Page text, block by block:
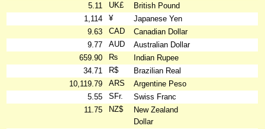
5.11
UK£
British Pound
1,114
¥
Japanese Yen
9.63
CAD
Canadian Dollar
9.77
AUD
Australian Dollar
659.90
₨
Indian Rupee
34.71
R$
Brazilian Real
10,119.79
ARS
Argentine Peso
5.55
SFr.
Swiss Franc
11.75
NZ$
New Zealand
Dollar